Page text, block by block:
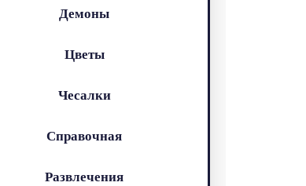
Демоны
Цветы
Чесалки
Справочная
Развлечения